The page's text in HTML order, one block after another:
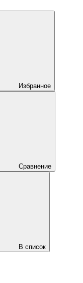
Избранное
Сравнение
В список